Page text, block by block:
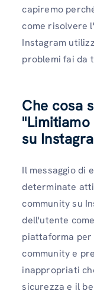
capiremo
come risolvere
Instagram
problemi fai da
Che cosa
su
Il messaggio di
determinate
community su
dell'utente
piattaforma per
community e
inappropriati
sicurezza e il